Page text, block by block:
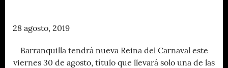
28 agosto, 2019
Barranquilla tendrá nueva Reina del Carnaval este
viernes 30 de agosto, título que llevará solo una de las